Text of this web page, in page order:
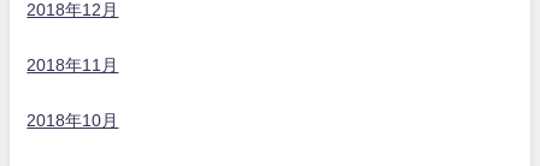
2018年12月
2018年11月
2018年10月